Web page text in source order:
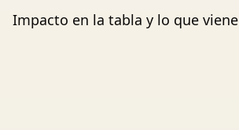
Impacto en la tabla y lo que viene